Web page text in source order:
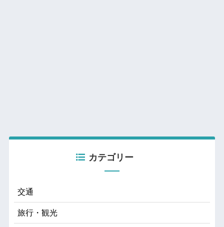
カテゴリー
交通
旅行・観光